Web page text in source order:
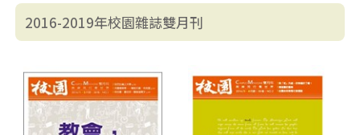
2016-2019年校園雜誌雙月刊